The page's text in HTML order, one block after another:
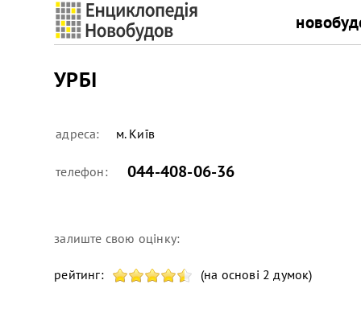
УРБІ
адреса: м. Київ
телефон: 044-408-06-36
залиште свою оцінку:
рейтинг: (на основі 2 думок)